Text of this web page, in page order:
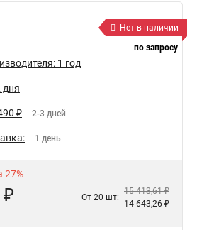
Нет в наличии
по запросу
1 год
₽ 2-3 дней
1 день
27%
От 20 шт:
15 413,61 ₽
14 643,26 ₽